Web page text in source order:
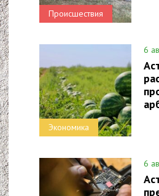
Происшествия
Экономика
6
6